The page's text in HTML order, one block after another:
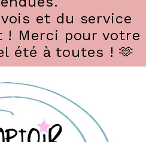
et du service
! Merci pour votre
été à toutes ! 🫶